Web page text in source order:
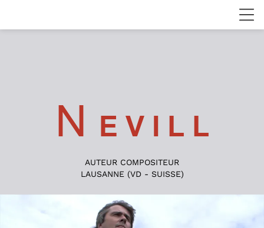
N E V I L L
AUTEUR COMPOSITEUR
LAUSANNE (VD - SUISSE)